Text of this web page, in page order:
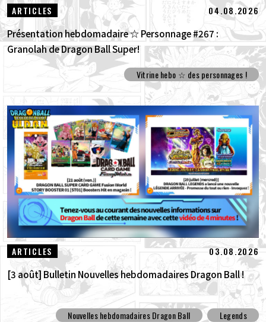
ARTICLES 04.08.2026
Présentation hebdomadaire ☆ Personnage #267 :
Granolah de Dragon Ball Super!
Vitrine hebo ☆ des personnages !
ARTICLES 03.08.2026
[3 août] Bulletin Nouvelles hebdomadaires Dragon Ball !
Nouvelles hebdomadaires Dragon Ball
Legends